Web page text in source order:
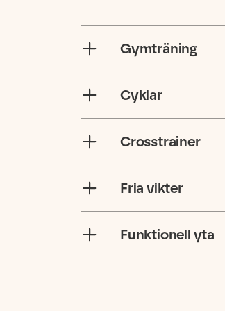
Gymträning
Cyklar
Crosstrainer
Fria vikter
Funktionell yta